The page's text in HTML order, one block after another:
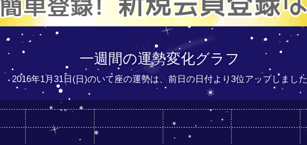
一週間の運勢変化グラフ
2016年1月31日(日)のいて座の運勢は、前日の日付より3位アップしました